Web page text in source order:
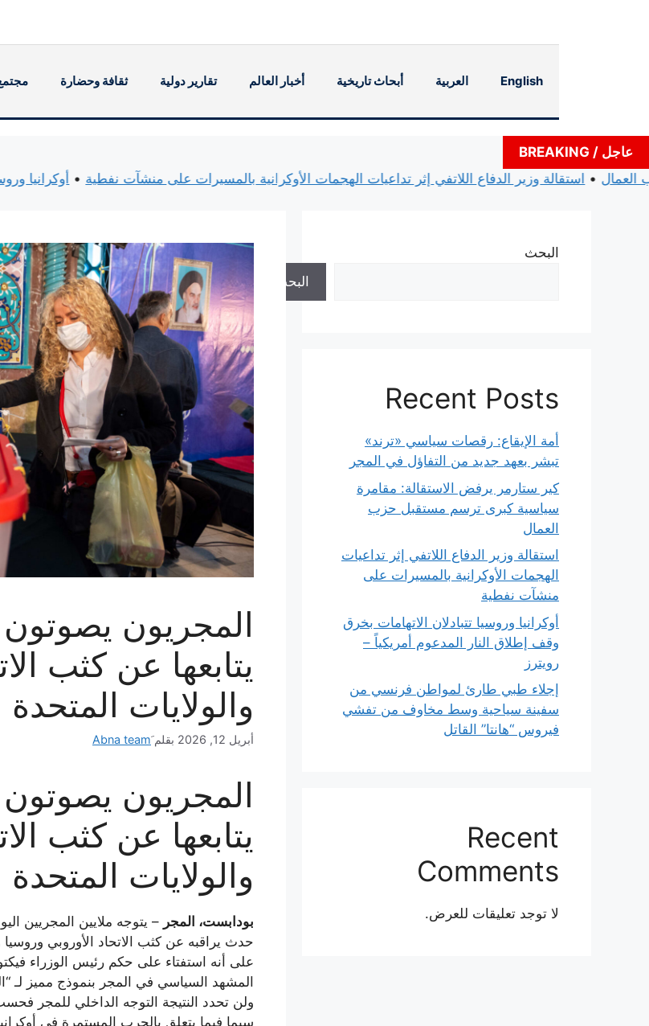
English العربية أبحاث تاريخية أخبار العالم تقارير دولية ثقافة وحضارة
عاجل / BREAKING
حزب العمال•استقالة وزير الدفاع اللاتفي إثر تداعيات الهجمات الأوكرانية بالمسيرات على منشآت نفطية •
المجريون يصوتون
يتابعها عن كثب
والولايات المتحدة
أبريل 12, 2026 بقلم
المجريون يصوتون
يتابعها عن كثب
والولايات المتحدة
بودابست، المجر – يتوجه ملايين المجريين
حدث يراقبه عن كثب الاتحاد الأوروبي
على أنه استفتاء على حكم رئيس الوزراء
المشهد السياسي في المجر بنموذج مميز لـ
ولن تحدد النتيجة التوجه الداخلي للمجر
سيما فيما يتعلق بالحرب المستمرة في
البحث
البحث
Recent Posts
أمة الإيقاع: رقصات سياسي «ترند»
تبشر بعهد جديد من التفاؤل في المجر
كير ستارمر يرفض الاستقالة: مقامرة
سياسية كبرى ترسم مستقبل حزب
العمال
استقالة وزير الدفاع اللاتفي إثر تداعيات
الهجمات الأوكرانية بالمسيرات على
منشآت نفطية
أوكرانيا وروسيا تتبادلان الاتهامات بخرق
وقف إطلاق النار المدعوم أمريكياً –
رويترز
إجلاء طبي طارئ لمواطن فرنسي من
سفينة سياحية وسط مخاوف من تفشي
فيروس “هانتا” القاتل
Recent
Comments
لا توجد تعليقات للعرض.